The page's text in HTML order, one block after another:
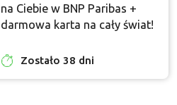
na Ciebie w BNP Paribas +
darmowa karta na cały świat!
Zostało 38 dni